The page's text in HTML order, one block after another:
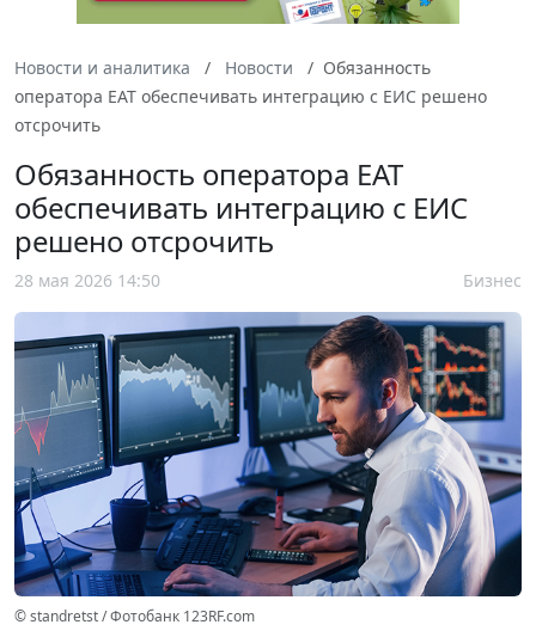
Новости и аналитика Новости
Обязанность
оператора ЕАТ обеспечивать интеграцию с ЕИС решено
отсрочить
Обязанность оператора ЕАТ
обеспечивать интеграцию с ЕИС
решено отсрочить
28 мая 2026 14:50 Бизнес
© standretst / Фотобанк 123RF.com